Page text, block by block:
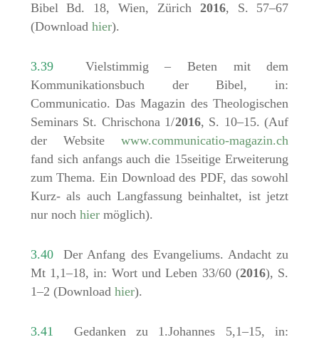
Bibel Bd. 18, Wien, Zürich 2016, S. 57–67
(Download hier).
3.39Vielstimmig – Beten mit dem
Kommunikationsbuch der Bibel, in:
Communicatio. Das Magazin des Theologischen
Seminars St. Chrischona 1/2016, S. 10–15. (Auf
der Websitewww.communicatio-magazin.ch
fand sich anfangs auch die 15seitige Erweiterung
zum Thema. Ein Download des PDF, das sowohl
Kurz- als auch Langfassung beinhaltet, ist jetzt
nur noch hiermöglich).
3.40Der Anfang des Evangeliums. Andacht zu
Mt 1,1–18, in: Wort und Leben 33/60 (2016), S.
1–2 (Download hier).
3.41 Gedanken zu 1.Johannes 5,1–15, in: